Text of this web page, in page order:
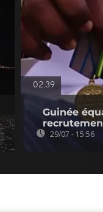
02:39
Guinée
29/07 - 15:56